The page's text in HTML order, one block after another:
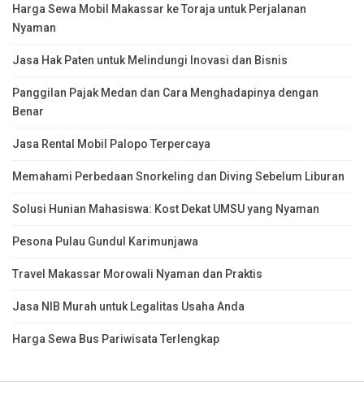
Harga Sewa Mobil Makassar ke Toraja untuk Perjalanan
Nyaman
Jasa Hak Paten untuk Melindungi Inovasi dan Bisnis
Panggilan Pajak Medan dan Cara Menghadapinya dengan
Benar
Jasa Rental Mobil Palopo Terpercaya
Memahami Perbedaan Snorkeling dan Diving Sebelum Liburan
Solusi Hunian Mahasiswa: Kost Dekat UMSU yang Nyaman
Pesona Pulau Gundul Karimunjawa
Travel Makassar Morowali Nyaman dan Praktis
Jasa NIB Murah untuk Legalitas Usaha Anda
Harga Sewa Bus Pariwisata Terlengkap